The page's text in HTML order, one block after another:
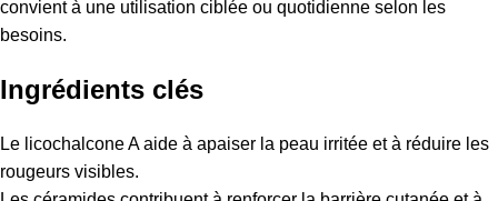
convient à une utilisation ciblée ou quotidienne selon les
besoins.
Ingrédients clés
Le licochalcone A aide à apaiser la peau irritée et à réduire les
rougeurs visibles.